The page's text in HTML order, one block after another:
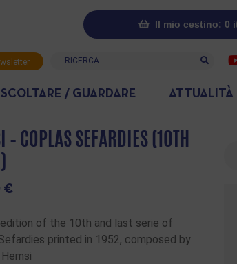
Il mio cestino: 0
Ricerca
/ GUARDARE ATTUALITÀ
– COPLAS SEFARDIES (10TH
€
edition of the 10th and last serie of
printed in 1952, composed by